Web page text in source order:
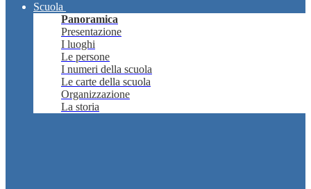
Scuola
Panoramica
Presentazione
I luoghi
Le persone
I numeri della scuola
Le carte della scuola
Organizzazione
La storia